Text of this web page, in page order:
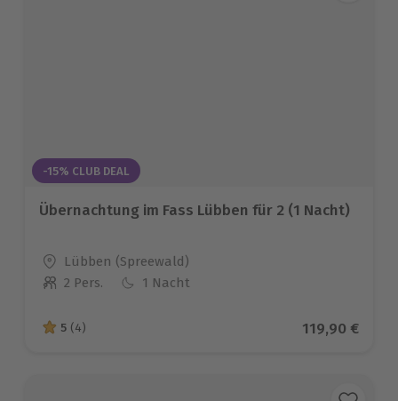
-15% CLUB DEAL
Übernachtung im Fass Lübben für 2 (1 Nacht)
Standort
Lübben (Spreewald)
Anzahl der Teilnehmer
2 Pers. 1 Nacht
5 von 5 Sternen basierend auf 4 Bewertungen
5 (4) Aktueller
119,90 €